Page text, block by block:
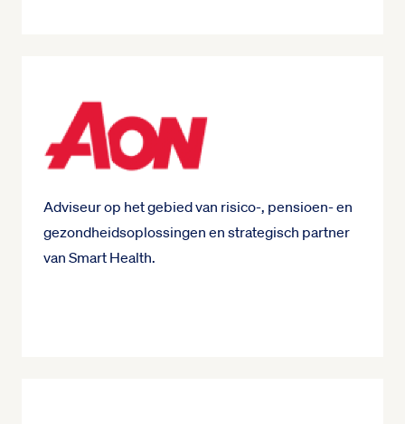
Adviseur op het gebied van risico-, pensioen- en
gezondheidsoplossingen en strategisch partner
van Smart Health.